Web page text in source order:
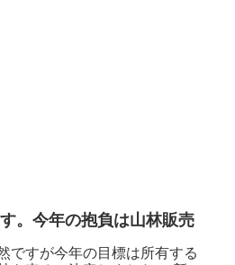
。今年の抱負は山林販売
ですが今年の目標は所有する